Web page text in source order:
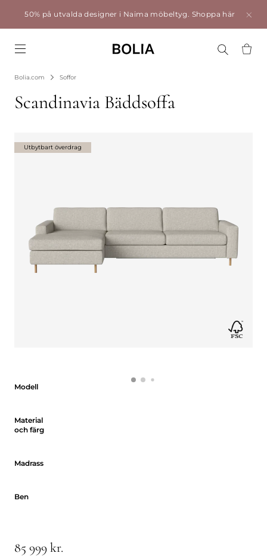
50% på utvalda designer i Naima möbeltyg. Shoppa här
Bolia.com Soffor
Scandinavia Bäddsoffa
Modell
Material
och färg
Madrass
Ben
85 999 kr.
Utbytbart överdrag